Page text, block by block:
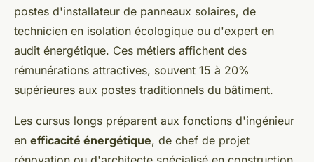
postes d'installateur de panneaux solaires, de
technicien en isolation écologique ou d'expert en
audit énergétique. Ces métiers affichent des
rémunérations attractives, souvent 15 à 20%
supérieures aux postes traditionnels du bâtiment.
Les cursus longs préparent aux fonctions d'ingénieur
en efficacité énergétique, de chef de projet